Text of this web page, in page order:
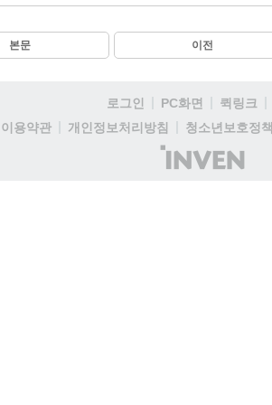
본문 이전
로그인 PC화면 퀵링크
이용약관
개인정보처리방침 청소년보호정책
(주)
인